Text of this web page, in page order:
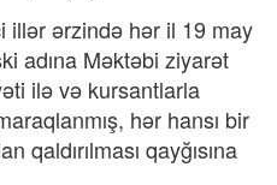
ərzində hər il 19 may
adına Məktəbi ziyarət
ilə və kursantlarla
hər hansı bir
qaldırılması qayğısına